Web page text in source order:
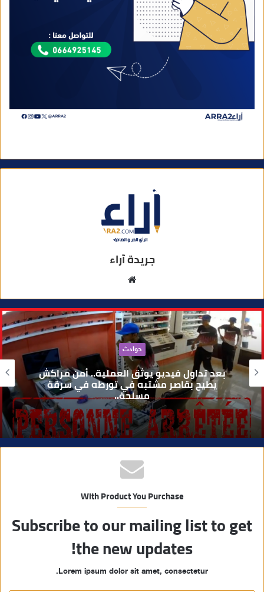
جريدة آراء
ق
ع
ا
ل
و
ي
ب
حوادث
بعد تداول فيديو يوثق العملية.. أمن مراكش
يطيح بقاصر مشتبه في تورطه في سرقة
مسلحة..
With Product You Purchase
Subscribe to our mailing list to get
the new updates!
Lorem ipsum dolor sit amet, consectetur.